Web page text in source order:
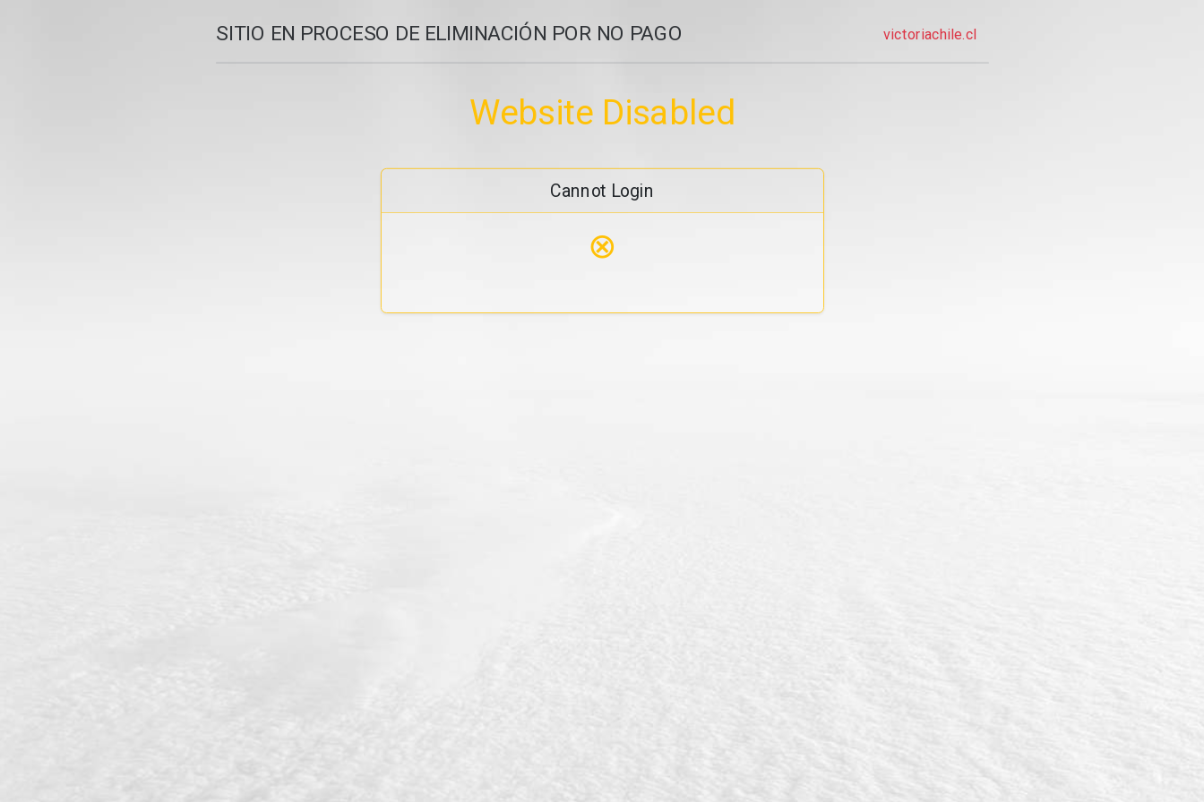
SITIO EN PROCESO DE ELIMINACIÓN POR NO PAGO victoriachile.cl
Website Disabled
Cannot Login
⊗